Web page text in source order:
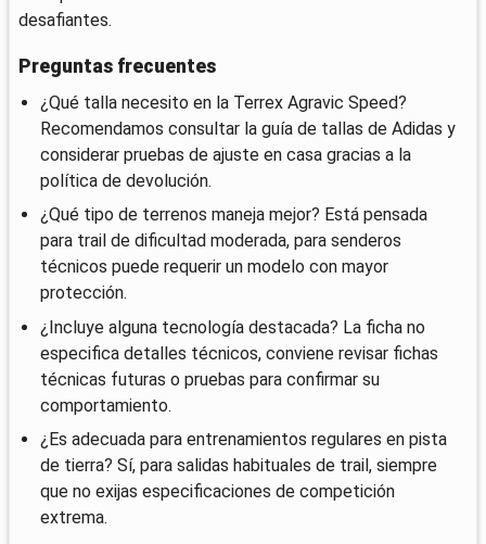
desafiantes.
Preguntas frecuentes
¿Qué talla necesito en la Terrex Agravic Speed?
Recomendamos consultar la guía de tallas de Adidas y
considerar pruebas de ajuste en casa gracias a la
política de devolución.
¿Qué tipo de terrenos maneja mejor? Está pensada
para trail de dificultad moderada, para senderos
técnicos puede requerir un modelo con mayor
protección.
¿Incluye alguna tecnología destacada? La ficha no
especifica detalles técnicos, conviene revisar fichas
técnicas futuras o pruebas para confirmar su
comportamiento.
¿Es adecuada para entrenamientos regulares en pista
de tierra? Sí, para salidas habituales de trail, siempre
que no exijas especificaciones de competición
extrema.